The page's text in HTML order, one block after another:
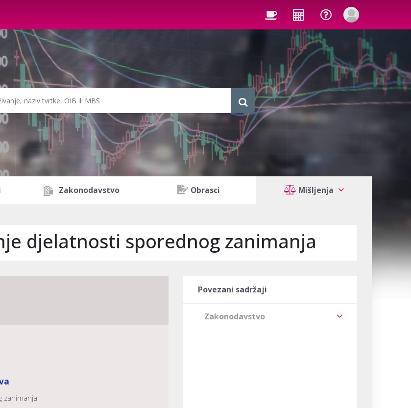
Zakonodavstvo Obrasci Mišljenja
djelatnosti sporednog zanimanja
zanimanja
Povezani sadržaji
Zakonodavstvo